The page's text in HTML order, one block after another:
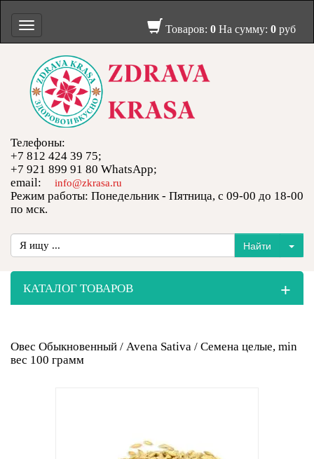
Товаров: 0 На сумму: 0 руб
Toggle
navigation
Телефоны:
+7 812 424 39 75;
+7 921 899 91 80 WhatsApp;
email:
info@zkrasa.ru
Режим работы: Понедельник - Пятница, с 09-00 до 18-00
по мск.
КАТАЛОГ ТОВАРОВ +
Овес Обыкновенный / Avena Sativa / Семена целые, min
вес 100 грамм